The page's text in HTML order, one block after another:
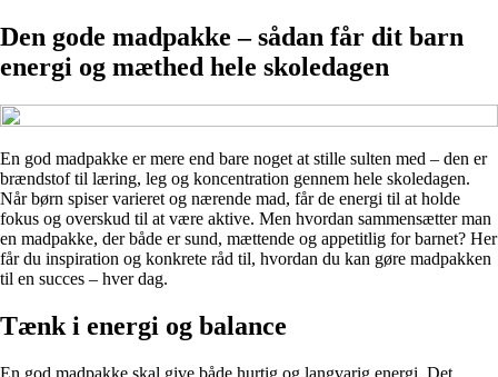
Den gode madpakke – sådan får dit barn
energi og mæthed hele skoledagen
En god madpakke er mere end bare noget at stille sulten med – den er
brændstof til læring, leg og koncentration gennem hele skoledagen.
Når børn spiser varieret og nærende mad, får de energi til at holde
fokus og overskud til at være aktive. Men hvordan sammensætter man
en madpakke, der både er sund, mættende og appetitlig for barnet? Her
får du inspiration og konkrete råd til, hvordan du kan gøre madpakken
til en succes – hver dag.
Tænk i energi og balance
En god madpakke skal give både hurtig og langvarig energi. Det